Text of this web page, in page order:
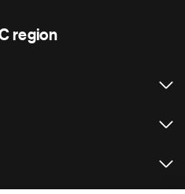
region